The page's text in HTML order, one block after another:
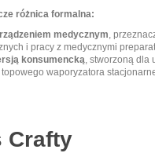
różnica formalna:
medycznym,
i pracy z medycznymi
konsumencką, stworzoną dla
waporyzatora
Crafty